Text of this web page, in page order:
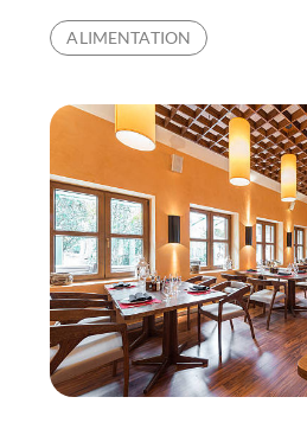
MEILLEURS
CONSEILS
RESTAURATION
POUR
RÉUSSIR
ALIMENTATION